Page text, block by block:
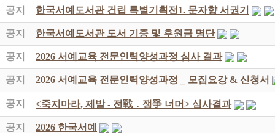
공지 한국서예도서관 건립 특별기획전1. 문자향 서권기
공지 한국서예도서관 도서 기증 및 후원금 명단
공지 2026 서예교육 전문인력양성과정 심사 결과
공지 2026 서예교육 전문인력양성과정 _ 모집요강 & 신청서
공지 <죽지마라, 제발 - 전戰 ․ 쟁爭 너머> 심사결과
공지 2026 한국서예